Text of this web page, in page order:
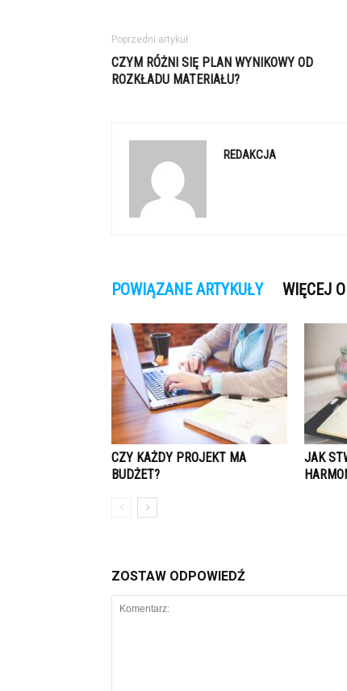
Poprzedni artykuł
CZYM RÓŻNI SIĘ PLAN WYNIKOWY OD
ROZKŁADU MATERIAŁU?
REDAKCJA
POWIĄZANE ARTYKUŁY WIĘCEJ
CZY KAŻDY PROJEKT MA
BUDŻET?
JAK
ZOSTAW ODPOWIEDŹ